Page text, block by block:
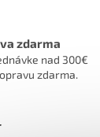
zdarma
nad 300€
zdarma.